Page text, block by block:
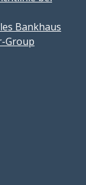
Bankhaus
Group